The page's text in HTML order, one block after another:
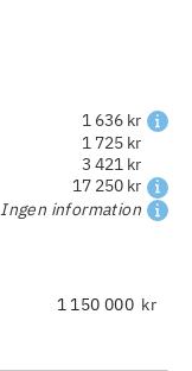
1 636 kr
1 725 kr
3 421 kr
17 250 kr
Ingen information
kr